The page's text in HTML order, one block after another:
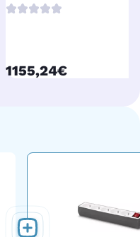
currentPrice
1155,24€